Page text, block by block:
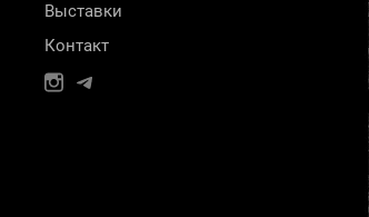
Выставки
Контакт